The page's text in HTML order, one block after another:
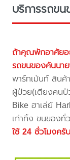
บริการรถข
ถ้าคุณพักอาศัย
รถขนของคันนา
พาร์ทเม้นท์ สินค้
ผู้ป่วย(เตียงคน
Bike ฮาเล่ย์
เก่าทิ้ง ขนของทั่ว
ใช้ 24 ชั่วโมงครับ